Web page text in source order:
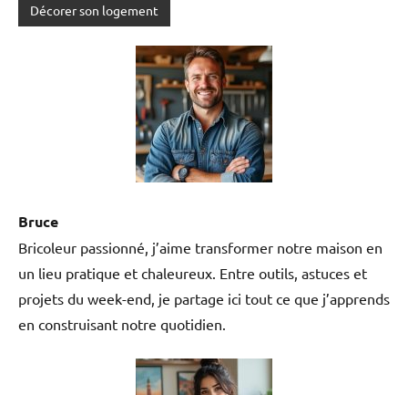
Décorer son logement
Bruce
Bricoleur passionné, j’aime transformer notre maison en
un lieu pratique et chaleureux. Entre outils, astuces et
projets du week-end, je partage ici tout ce que j’apprends
en construisant notre quotidien.